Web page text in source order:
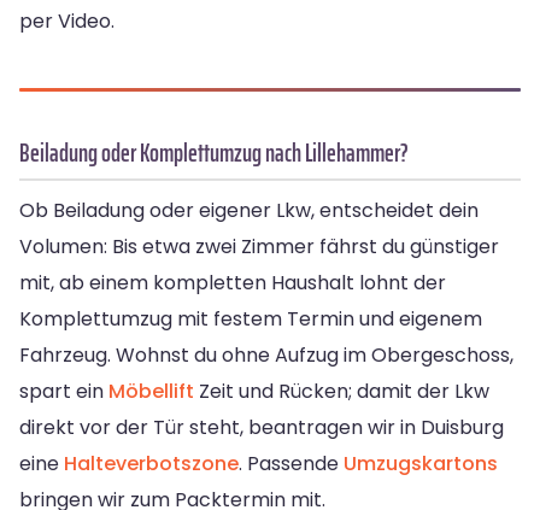
per Video.
Beiladung oder Komplettumzug nach Lillehammer?
Ob Beiladung oder eigener Lkw, entscheidet dein
Volumen: Bis etwa zwei Zimmer fährst du günstiger
mit, ab einem kompletten Haushalt lohnt der
Komplettumzug mit festem Termin und eigenem
Fahrzeug. Wohnst du ohne Aufzug im Obergeschoss,
spart ein Möbellift Zeit und Rücken; damit der Lkw
direkt vor der Tür steht, beantragen wir in Duisburg
eine Halteverbotszone. Passende Umzugskartons
bringen wir zum Packtermin mit.